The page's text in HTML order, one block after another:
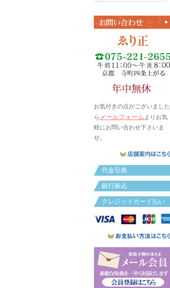
お気付きの点がございました
ら メールフォームよりお気
軽にお問い合わせ下さいま
せ。
代金引換
銀行振込
クレジットカード払い